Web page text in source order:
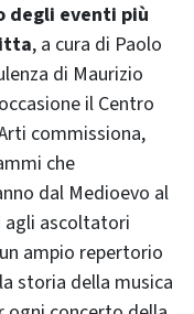
degli eventi più
, a cura di Paolo
di Maurizio
il Centro
commissiona,
che
dal Medioevo al
agli ascoltatori
ampio repertorio
storia della musica